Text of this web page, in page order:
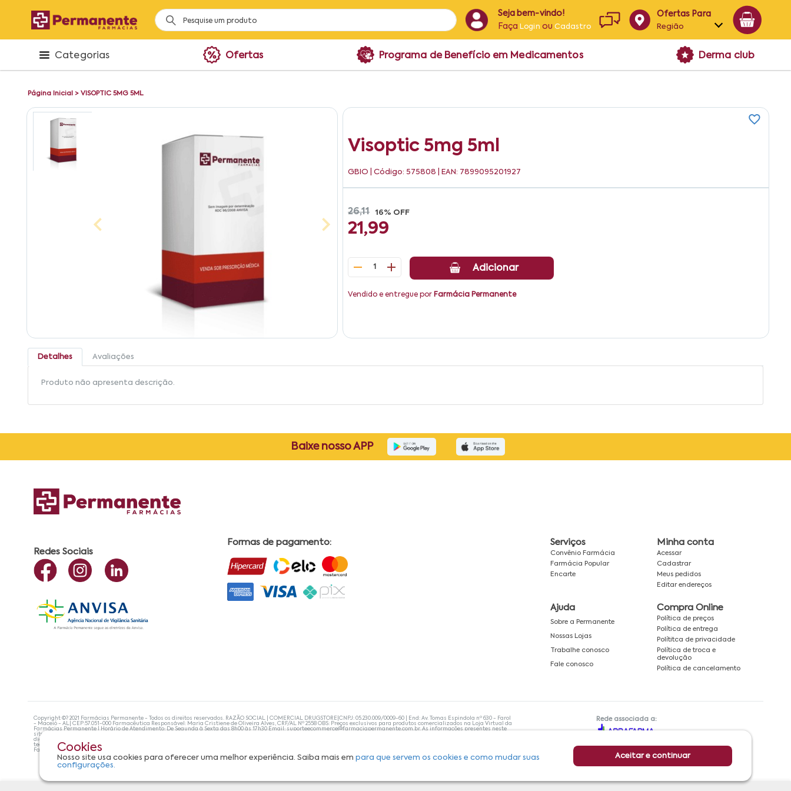
Seja bem-vindo!
Faça Login ouCadastro
Ofertas Para
Região
Alagoas
Categorias Ofertas Programa de Benefício em Medicamentos Derma club
Página Inicial > VISOPTIC 5MG 5ML
Visoptic 5mg 5ml
GBIO | Código: 575808 | EAN: 7899095201927
26,11 16% OFF
21,99
1 Adicionar
Vendido e entregue por Farmácia Permanente
Detalhes Avaliações
Produto não apresenta descrição.
Cookies
Nosso site usa cookies para oferecer uma melhor experiência. Saiba mais empara que servem os cookies e como mudar suas
configurações.
Aceitar e continuar
Baixe nosso APP
Redes Sociais
Formas de pagamento: Serviços
Convênio Farmácia
Farmácia Popular
Encarte
Minha conta
Acessar
Cadastrar
Meus pedidos
Editar endereços
Ajuda
Sobre a Permanente
Nossas Lojas
Trabalhe conosco
Fale conosco
Compra Online
Política de preços
Política de entrega
Polítitca de privacidade
Política de troca e
devolução
Política de cancelamento
Copyright ©? 2021 Farmácias Permanente - Todos os direitos reservados. RAZÃO SOCIAL | COMERCIAL DRUGSTORE|CNPJ: 05.230.009/0009-60 | End: Av. Tomas Espindola nº 630 - Farol
- Maceió - AL| CEP:57.051-000 Farmacêutica Responsável: Maria Cristiene de Oliveira Alves, CRF/AL Nº 2558 OBS: Preços exclusivos para produtos comercializados na Loja Virtual da
Farmácias Permanente | Horário de Atendimento: De Segunda à Sexta das 8h00 às 17h30 Email: suporteecommerce@farmaciapermanente.com.br. As informações presentes neste
site não devem ser utilizadas para automedicação e, de forma alguma, substituem as orientações de um profissional da área médica. Apenas o médico está capacitado para
diagnosticar problemas de saúde e prescrever o tratamento adequado. Se os sintomas persistirem, um médico deve ser consultado. A Farmácia Permanente trabalha com as
tecnologias mais avançadas de proteção de dados, para que você possa realizar suas compras com tranquilidade. A privacidade e a segurança dos clientes são compromissos da
Farmácias Permanente. Todos os pedidos efetuados estão sujeitos à confirmação da disponibilidade de produto em nosso estoque.
Rede associada a: